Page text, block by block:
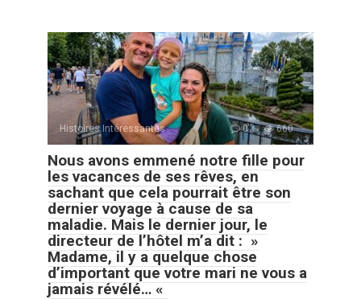
Histoires Intéressantes 0 660
Nous avons emmené notre fille pour
les vacances de ses rêves, en
sachant que cela pourrait être son
dernier voyage à cause de sa
maladie. Mais le dernier jour, le
directeur de l’hôtel m’a dit : »
Madame, il y a quelque chose
d’important que votre mari ne vous a
jamais révélé… «